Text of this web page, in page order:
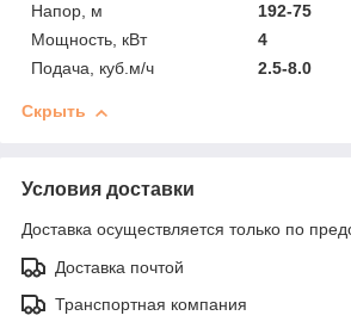
Напор, м
192-75
Мощность, кВт
4
Подача, куб.м/ч
2.5-8.0
Скрыть
Условия доставки
Доставка осуществляется только по
Доставка почтой
Транспортная компания